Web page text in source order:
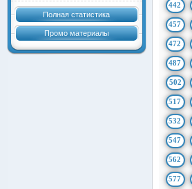
Полная статистика
Промо материалы
442
457
472
487
502
517
532
547
562
577